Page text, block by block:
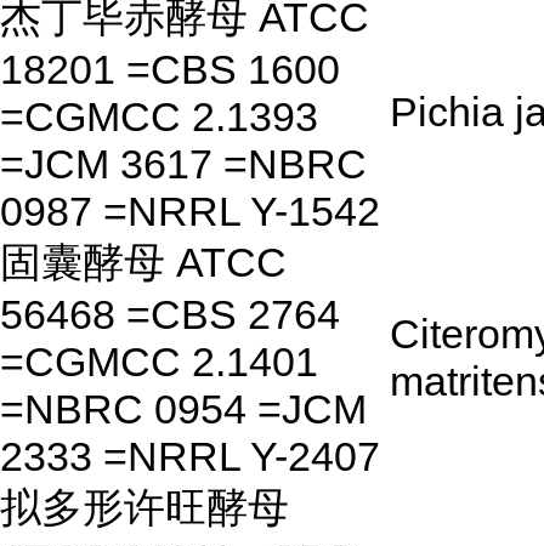
杰丁毕赤酵母 ATCC
18201 =CBS 1600
=CGMCC 2.1393
=JCM 3617 =NBRC
0987 =NRRL Y-1542
Pichia
固囊酵母 ATCC
56468 =CBS 2764
=CGMCC 2.1401
=NBRC 0954 =JCM
2333 =NRRL Y-2407
拟多形许旺酵母